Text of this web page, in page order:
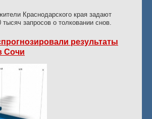
Краснодарского края задают
запросов о толковании снов.
результаты
Сочи